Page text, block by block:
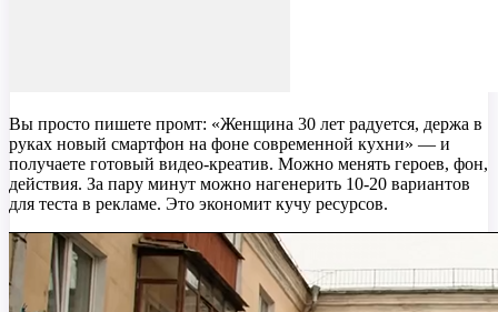
Вы просто пишете промт: «Женщина 30 лет радуется, держа в
руках новый смартфон на фоне современной кухни» — и
получаете готовый видео-креатив. Можно менять героев, фон,
действия. За пару минут можно нагенерить 10-20 вариантов
для теста в рекламе. Это экономит кучу ресурсов.